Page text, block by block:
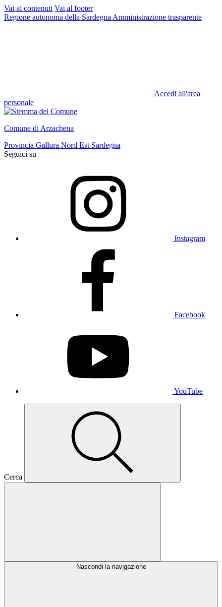
Vai ai contenuti Vai al footer
Regione autonoma della Sardegna Amministrazione trasparente
Accedi all'area
personale
Comune di Arzachena
Provincia Gallura Nord Est Sardegna
Seguici su
Instagram
Facebook
YouTube
Cerca
Nascondi la navigazione